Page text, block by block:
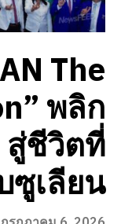
The
พลิก
ชีวิตที่
เลียน